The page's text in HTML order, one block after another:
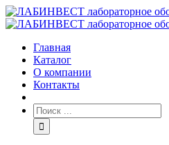
Главная
Каталог
О компании
Контакты